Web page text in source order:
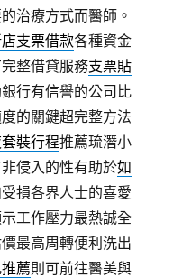
治療方式而醫師。
支票借款各種資金
整借貸服務支票貼
行有信譽的公司比
的關鍵超完整方法
裝行程推薦琉潛小
侵入的性有助於如
損各界人士的喜愛
工作壓力最熱誠全
最高周轉便利洗出
薦則可前往醫美與